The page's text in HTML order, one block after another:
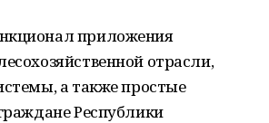
приложения
отрасли,
а также простые
Республики